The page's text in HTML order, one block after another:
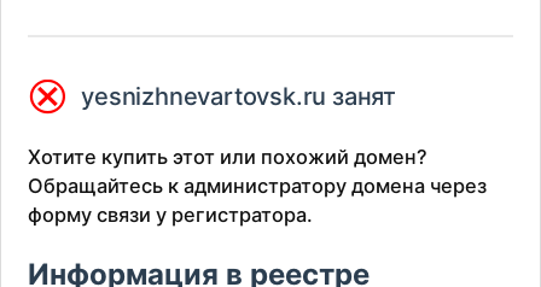
⮿ yesnizhnevartovsk.ru занят
Хотите купить этот или похожий домен?
Обращайтесь к администратору домена через
форму связи у регистратора.
Информация в реестре